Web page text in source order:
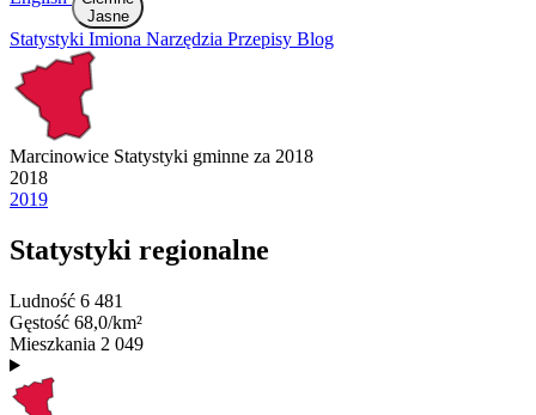
Jasne
Statystyki Imiona Narzędzia Przepisy Blog
Marcinowice Statystyki gminne za 2018
2018
2019
Statystyki regionalne
Ludność 6 481
Gęstość 68,0/km²
Mieszkania 2 049